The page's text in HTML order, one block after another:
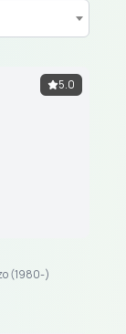
5.0
(1980-)